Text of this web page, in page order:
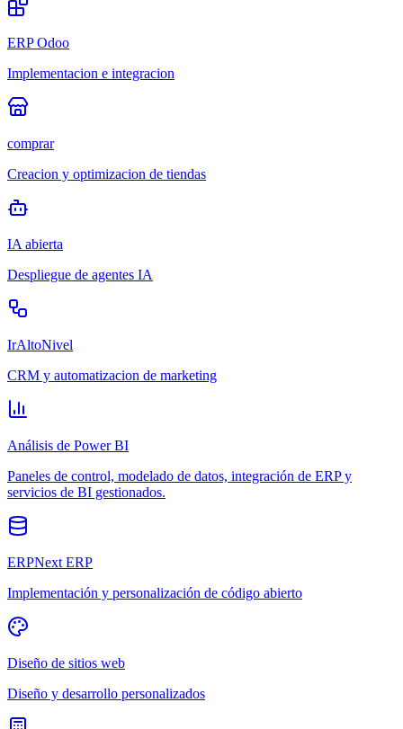
ERP Odoo
Implementacion e integracion
comprar
Creacion y optimizacion de tiendas
IA abierta
Despliegue de agentes IA
IrAltoNivel
CRM y automatizacion de marketing
Análisis de Power BI
Paneles de control, modelado de datos, integración de ERP y
servicios de BI gestionados.
ERPNext ERP
Implementación y personalización de código abierto
Diseño de sitios web
Diseño y desarrollo personalizados